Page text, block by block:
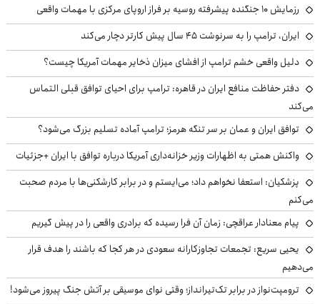
رزمایش ۱۰ جنگنده پیشرفته روسیه بر فراز اروپای مرکزی با مهمات واقعی
ایران، ترامپ را به سرنوشت ۴۵ سال پیش کارتر دچار می‌کند
دلیل واقعی خشم ترامپ از افشای میزان ذخایر مهمات آمریکا چیست؟
دفتر حفاظت منافع ایران در قاهره: ترامپ برای احیای توافق قبلی التماس
می‌کند
توافق ایران و عمان بر سر تنگه هرمز؛ ترامپ آماده تسلیم بزرگ می‌شود؟
واکنش همتی به اظهارات وزیر خزانه‌داری آمریکا درباره توافق با ایران +جزئیات
پزشکیان: استعفا نخواهم داد؛ می‌ایستم و در برابر کارشکنی‌ها با مردم صحبت
می‌کنم
پیام معنادار عراقچی: زمان آن فرا رسیده که برادری واقعی را در پیش گیریم
یحیی سریع: تجمعات تجاوزکارانه سعودی در هر کجا که باشند را هدف قرار
می‌دهیم
ترومپت‌نواز در برابر تک‌تیرانداز؛ وقتی نوای موسیقی بر آتش جنگ پیروز می‌شود!